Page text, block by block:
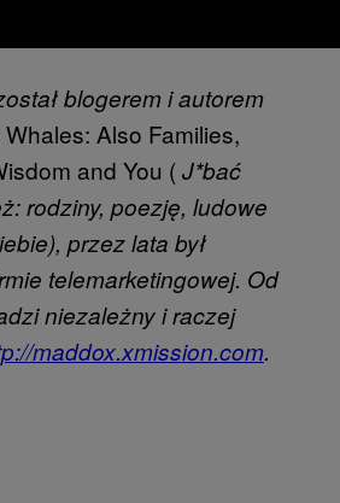
blogerem i autorem
Also Families,
and You (J*bać
rodziny, poezję, ludowe
przez lata był
telemarketingowej. Od
niezależny i raczej
maddox.xmission.com.